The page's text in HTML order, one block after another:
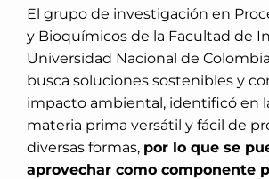
El grupo de investigación en
y Bioquímicos de la Facultad de
Universidad Nacional de
busca soluciones sostenibles y
impacto ambiental, identificó en
materia prima versátil y fácil de
diversas formas, por lo que se
aprovechar como componente